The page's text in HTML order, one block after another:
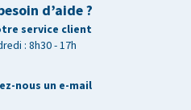
d’aide ?
service client
: 8h30 - 17h
nous un e-mail